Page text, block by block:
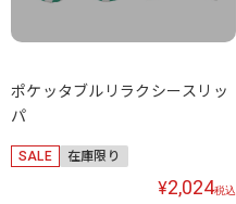
ポケッタブルリラクシースリッ
パ
SALE 在庫限り
¥2,024税込